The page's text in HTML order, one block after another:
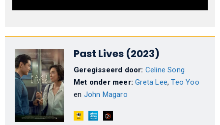
Past Lives (2023)
Geregisseerd door: Celine Song
Met onder meer:Greta Lee,Teo Yoo
en John Magaro